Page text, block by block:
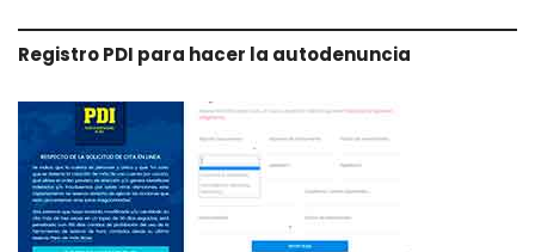
Registro PDI para hacer la autodenuncia